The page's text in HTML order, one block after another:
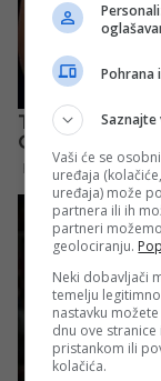
Pohrana
Saznajte
Vaši će se
uređaja
uređaja) može
partnera ili ih
partneri
geolociranju.
Neki dobavljači
temelju
nastavku
dnu ove
pristankom ili
kolačića.